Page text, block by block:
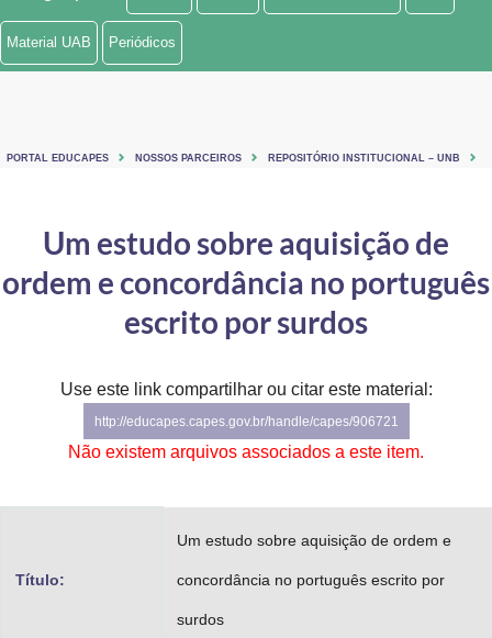
Ministério de Minas e Energia
Controladoria-Geral da União
Ministério da Mulher, da Família e dos Direitos Humanos
Secretaria de Governo
Gabinete de Segurança Institucional
Material UAB Periódicos
PORTAL EDUCAPES NOSSOS PARCEIROS REPOSITÓRIO INSTITUCIONAL – UNB
Um estudo sobre aquisição de
ordem e concordância no português
escrito por surdos
Use este link compartilhar ou citar este material:
http://educapes.capes.gov.br/handle/capes/906721
Não existem arquivos associados a este item.
Título:
Um estudo sobre aquisição de ordem e
concordância no português escrito por
surdos